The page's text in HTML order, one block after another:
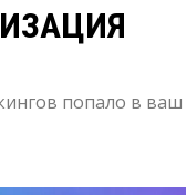
попало в ваш